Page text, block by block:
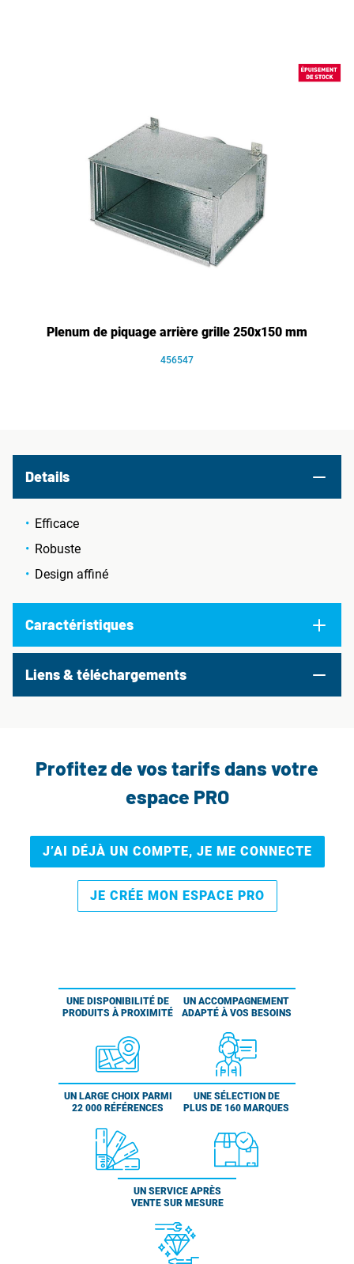
Plenum de piquage arrière grille 250x150 mm
456547
Details
Efficace
Robuste
Design affiné
Caractéristiques
Liens & téléchargements
Profitez de vos tarifs dans votre
espace PRO
J’AI DÉJÀ UN COMPTE, JE ME CONNECTE
JE CRÉE MON ESPACE PRO
UNE DISPONIBILITÉ DE
PRODUITS À PROXIMITÉ
UN ACCOMPAGNEMENT
ADAPTÉ À VOS BESOINS
UN LARGE CHOIX PARMI
22 000 RÉFÉRENCES
UNE SÉLECTION DE
PLUS DE 160 MARQUES
UN SERVICE APRÈS
VENTE SUR MESURE